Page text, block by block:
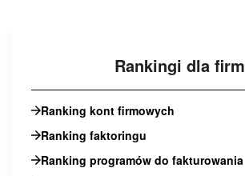
Rankingi dla firm
Ranking kont firmowych
Ranking faktoringu
Ranking programów do fakturowania